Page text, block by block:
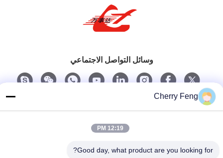
وسائل التواصل الاجتماعي
Cherry Feng
12:19 PM
Good day, what product are you looking for?